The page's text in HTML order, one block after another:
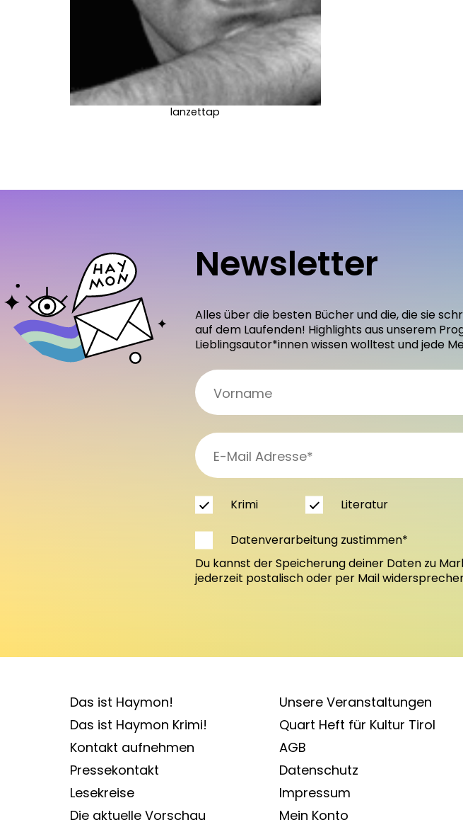
lanzettap
Newsletter
Alles über die besten Bücher und die, die sie
auf dem Laufenden! Highlights aus unserem
Lieblingsautor*innen wissen wolltest und jede
Krimi Literatur
Datenverarbeitung zustimmen*
Du kannst der Speicherung deiner Daten zu
jederzeit postalisch oder per Mail
Das ist Haymon!
Das ist Haymon Krimi!
Kontakt aufnehmen
Pressekontakt
Lesekreise
Die aktuelle Vorschau
Unsere Veranstaltungen
Quart Heft für Kultur Tirol
AGB
Datenschutz
Impressum
Mein Konto